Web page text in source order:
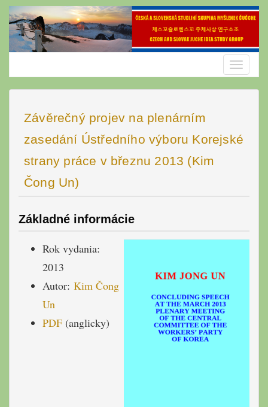
Skip
content
Toggle
Závěrečný projev na plenárním
zasedání Ústředního výboru Korejské
strany práce v březnu 2013 (Kim
Čong Un)
Základné informácie
Rok vydania:
2013
Autor: Kim Čong
Un
PDF (anglicky)